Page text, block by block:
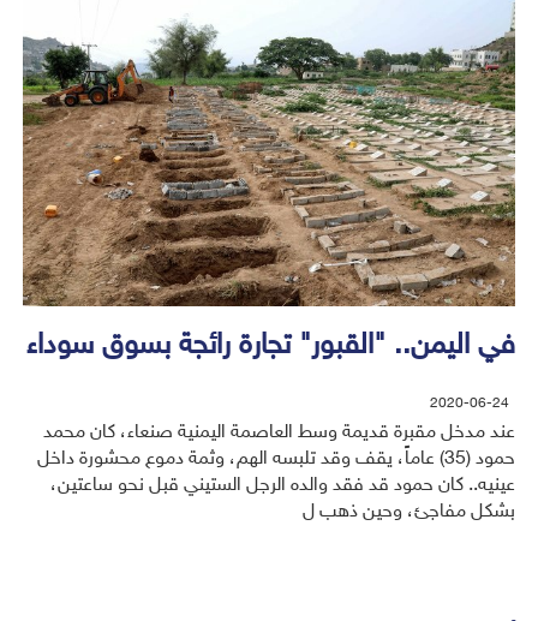
في اليمن.. "القبور" تجارة رائجة بسوق سوداء
2020-06-24
عند مدخل مقبرة قديمة وسط العاصمة اليمنية صنعاء، كان محمد
حمود (35) عاماً، يقف وقد تلبسه الهم، وثمة دموع محشورة داخل
عينيه.. كان حمود قد فقد والده الرجل الستيني قبل نحو ساعتين،
بشكل مفاجئ، وحين ذهب ل